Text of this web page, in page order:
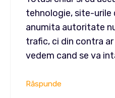
tehnologie, site-urile
anumita autoritate
trafic, ci din contra
vedem cand se va
Răspunde